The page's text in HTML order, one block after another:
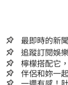
最即時的新
追蹤訂閱娛
檸檬搭配它
伴侶和妳一